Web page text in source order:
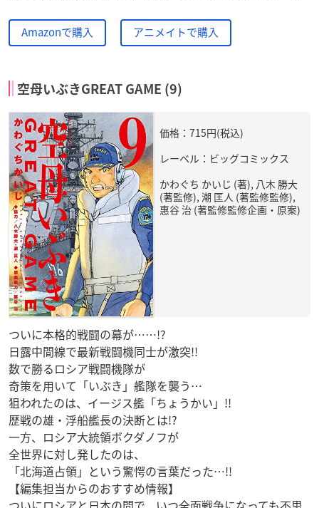
Amazonで購入 アニメイトで購入
空母いぶきGREAT GAME (9)
価格：715円(税込)
レーベル：ビッグコミックス
かわぐち かいじ (著), 八木 勝大
(著監修), 潮 匡人 (著監修監修),
惠谷 治 (著監修監修企画・原案)
ついに本格的戦闘の幕が……!?
日露中間線で最新戦闘機同士が激突!!
数で勝るロシア戦闘機隊が
奇策を用いて「いぶき」艦隊を襲う…
狙われたのは、イージス艦「ちょうかい」!!
歴戦の雄・浮船艦長の決断とは!?
一方、ロシア大統領ボクダノフが
全世界に対し発したのは、
「北海道占領」という驚愕の言葉だった…!!
【編集担当からのおすすめ情報】